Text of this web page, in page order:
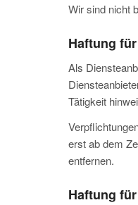
Wir sind nicht
Haftung
Als
Tätigkeit
erst ab dem
entfernen.
Haftung